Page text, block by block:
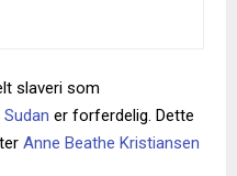
slaveri som
er forferdelig. Dette
Anne Beathe Kristiansen